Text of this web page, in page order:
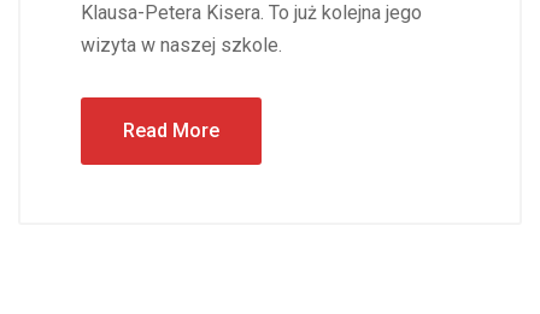
Klausa-Petera Kisera. To już kolejna jego
wizyta w naszej szkole.
Read More